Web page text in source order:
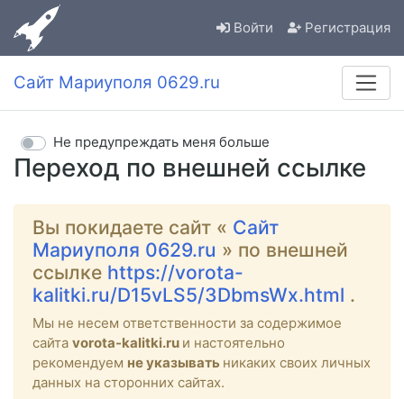
Войти Регистрация
Сайт Мариуполя 0629.ru
Переход по внешней ссылке
Не предупреждать меня больше
Вы покидаете сайт « Сайт
Мариуполя 0629.ru » по внешней
ссылке https://vorota-
kalitki.ru/D15vLS5/3DbmsWx.html .
Мы не несем ответственности за содержимое
сайта vorota-kalitki.ru и настоятельно
рекомендуем не указывать никаких своих личных
данных на сторонних сайтах.